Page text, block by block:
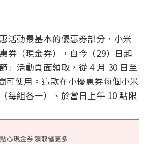
活動最基本的優惠券部分，小米
券（現金券），自今（29）日起
」活動頁面領取，從 4 月 30 日至
可使用。這款在小優惠券每個小米
每組各一）、於當日上午 10 點限